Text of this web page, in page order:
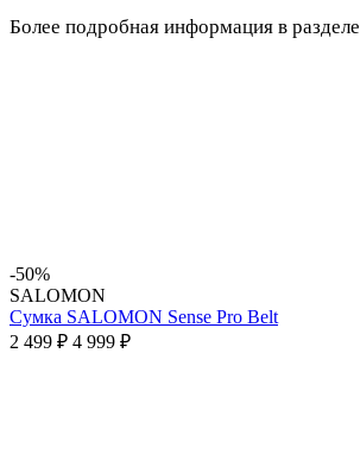
Более подробная информация в разделе
-50%
SALOMON
Сумка SALOMON Sense Pro Belt
2 499 ₽ 4 999 ₽